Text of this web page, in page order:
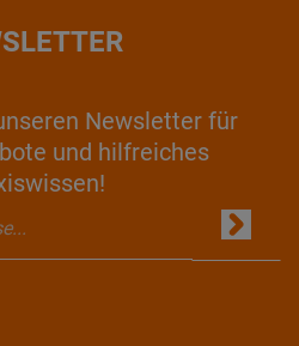
Newsletter für
und hilfreiches